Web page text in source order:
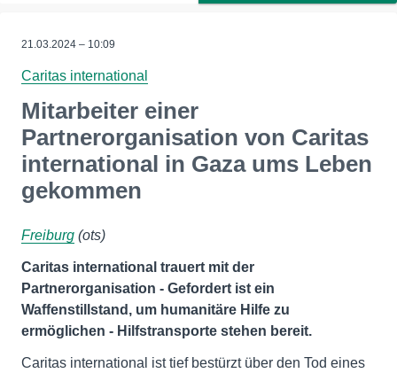
21.03.2024 – 10:09
Caritas international
Mitarbeiter einer
Partnerorganisation von Caritas
international in Gaza ums Leben
gekommen
Freiburg (ots)
Caritas international trauert mit der
Partnerorganisation - Gefordert ist ein
Waffenstillstand, um humanitäre Hilfe zu
ermöglichen - Hilfstransporte stehen bereit.
Caritas international ist tief bestürzt über den Tod eines